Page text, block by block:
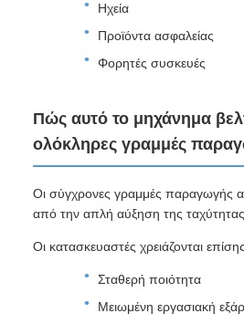
Ηχεία
Προϊόντα ασφαλείας
Φορητές συσκευές
Πώς αυτό το μηχάνημα
ολόκληρες γραμμές
Οι σύγχρονες γραμμές παραγωγής
από την απλή αύξηση της ταχύτητας.
Οι κατασκευαστές χρειάζονται
Σταθερή ποιότητα
Μειωμένη εργασιακή